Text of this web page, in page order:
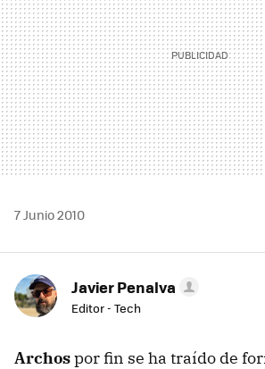
7 Junio 2010
Javier Penalva
Editor - Tech
Archospor fin se ha traído de